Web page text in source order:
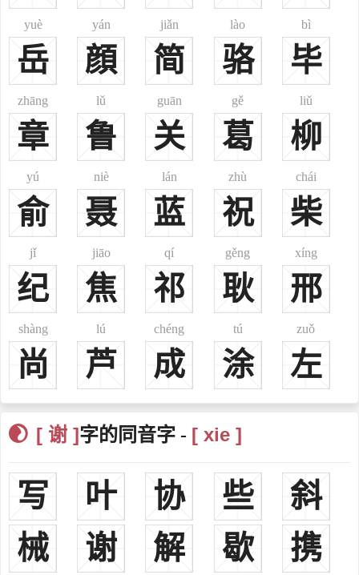
谢惠连南朝，南朝文學家，謝靈運之從弟
谢景仁東晉，東晉黃門侍郎，謝安侄孫
谢弘微南朝，南朝宋文帝時大臣，謝萬之曾孫，謝景仁從子也
谢庄南北朝，南北朝·宋文學家，謝弘微之子，謝靈運的族侄
谢朓名士，詩文清新，唐朝大詩人李白稱讚他「中間小謝又清
發」
谢罗公晉代，晉代道教人士，被視為神仙
谢翱南宋晚期元朝初期，名士，诗人。随文天祥抗元南下潮汕，
宋亡后不仕
谢深甫南宋，南宋宰相
谢道清壽春郡夫人，宋理宗趙昀的皇后，謝深甫之孫女
谢迁明代，明代東閣大學士
谢映登瓦崗五虎將之一
谢叔和明朝，明朝政治人物、進士出身
谢姓近代名人
谢新达藝名豬哥亮，台灣藝人
谢晋钧清朝，清朝湖南提督，官拜一品
谢清高清朝，清朝旅行家，號稱中國的馬可波羅
谢焜彝香港書法家、詩人
谢觉哉大陸教育家、政治家
谢长廷前中華民國行政院長、民進黨主席
谢东闵中華民國第六任副總統
谢婉莹筆名冰心，中國著名作家
谢盛友1958年－，德國政治家
yuè
岳
yán
顔
jiǎn
简
lào
骆
bì
毕
zhāng
章
lǔ
鲁
guān
关
gě
葛
liǔ
柳
yú
俞
niè
聂
lán
蓝
zhù
祝
chái
柴
jǐ
纪
jiāo
焦
qí
祁
gěng
耿
xíng
邢
shàng
尚
lú
芦
chéng
成
tú
涂
zuǒ
左
[ 谢 ]字的同音字 - [ xie ]
写 叶 协 些
斜
械
谢 解 歇
携